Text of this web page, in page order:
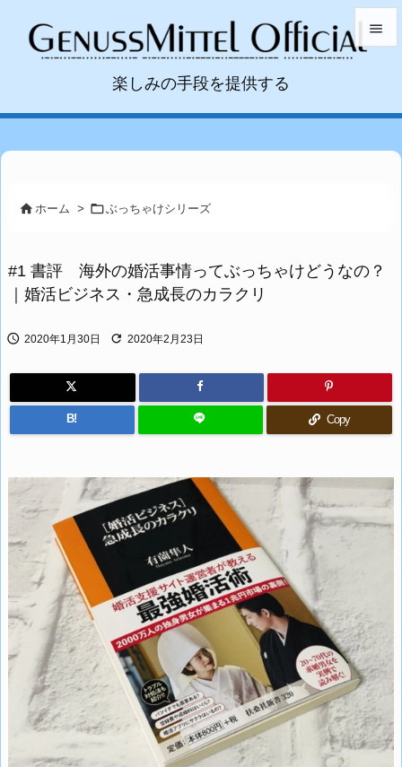
楽しみの手段を提供する


検索
 ホーム > ぶっちゃけシリーズ
#1 書評 海外の婚活事情ってぶっちゃけどうなの？
｜婚活ビジネス・急成長のカラクリ
 2020年1月30日  2020年2月23日
B! Copy